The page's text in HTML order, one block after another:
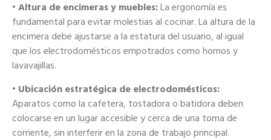
• Altura de encimeras y muebles:La ergonomía es
fundamental para evitar molestias al cocinar. La altura de la
encimera debe ajustarse a la estatura del usuario, al igual
que los electrodomésticos empotrados como hornos y
lavavajillas.
• Ubicación estratégica de electrodomésticos:
Aparatos como la cafetera, tostadora o batidora deben
colocarse en un lugar accesible y cerca de una toma de
corriente, sin interferir en la zona de trabajo principal.